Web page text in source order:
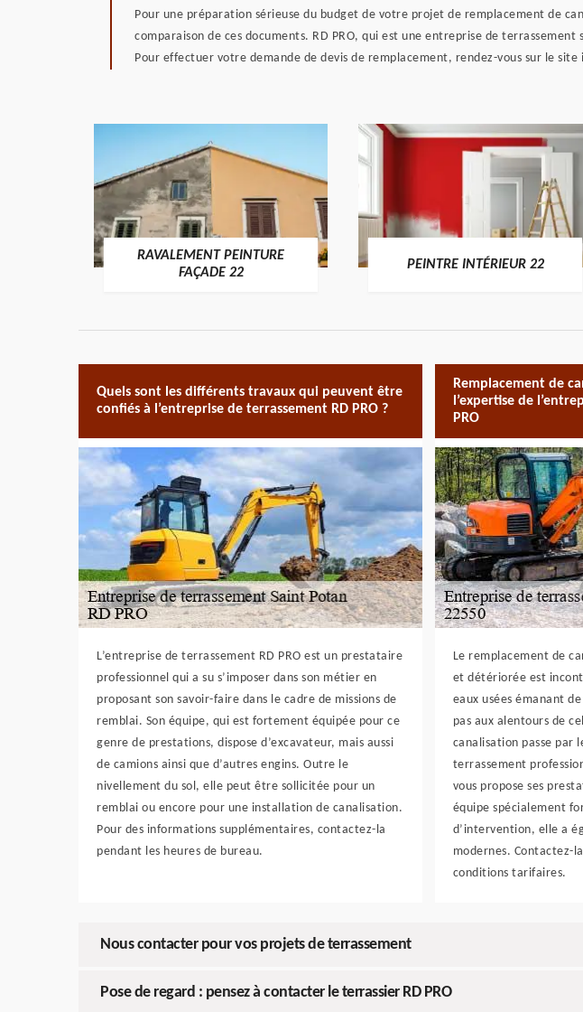
Pour une préparation sérieuse du budget de votre projet de remplacement de
comparaison de ces documents. RD PRO, qui est une entreprise de
Pour effectuer votre demande de devis de remplacement, rendez-vous sur le
RAVALEMENT PEINTURE
FAÇADE 22
PEINTRE INTÉRIEUR 22
Quels sont les différents travaux qui peuvent être
confiés à l’entreprise de terrassement RD PRO ?
L’entreprise de terrassement RD PRO est un prestataire
professionnel qui a su s’imposer dans son métier en
proposant son savoir-faire dans le cadre de missions de
remblai. Son équipe, qui est fortement équipée pour ce
genre de prestations, dispose d’excavateur, mais aussi
de camions ainsi que d’autres engins. Outre le
nivellement du sol, elle peut être sollicitée pour un
remblai ou encore pour une installation de canalisation.
Pour des informations supplémentaires, contactez-la
pendant les heures de bureau.
Remplacement de
l’expertise de
PRO
Le remplacement de
et détériorée est
eaux usées émanant
pas aux alentours de
canalisation passe par
terrassement
vous propose ses
équipe spécialement
d’intervention, elle a
modernes. Contactez-
conditions tarifaires.
Nous contacter pour vos projets de terrassement
Pose de regard : pensez à contacter le terrassier RD PRO